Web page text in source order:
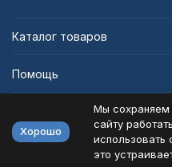
Каталог товаров
Помощь
Политика персональных
Хорошо
Мы сохраняем
сайту
использовать
это